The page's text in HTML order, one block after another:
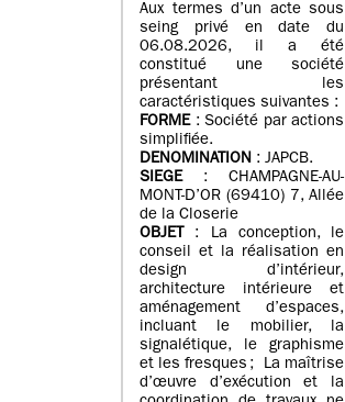
Aux termes d’un acte sous
seing privé en date du
06.08.2026, il a été
constitué une société
présentant les
caractéristiques suivantes :
FORME: Société par actions
simplifiée.
DENOMINATION : JAPCB.
SIEGE: CHAMPAGNE-AU-
MONT-D’OR (69410) 7, Allée
de la Closerie
OBJET : La conception, le
conseil et la réalisation en
design d’intérieur,
architecture intérieure et
aménagement d’espaces,
incluant le mobilier, la
signalétique, le graphisme
et les fresques ; La maîtrise
d’œuvre d’exécution et la